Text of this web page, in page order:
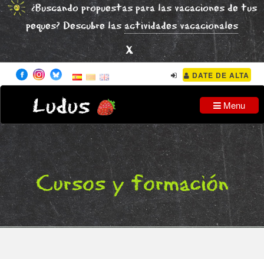
¿Buscando propuestas para las vacaciones de tus
peques? Descubre lasactividades vacacionales
x
DATE DE ALTA
Ludus Menu
Cursos y formación